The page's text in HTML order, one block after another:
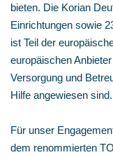
bieten. Die Korian
Einrichtungen sowie
ist Teil der
europäischen
Versorgung und
Hilfe angewiesen sind.
Für unser
dem renommierten